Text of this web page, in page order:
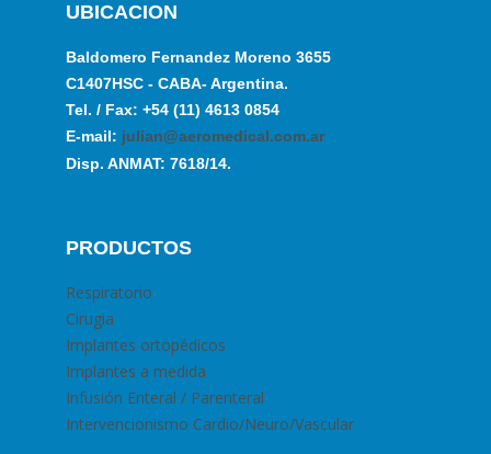
UBICACION
Baldomero Fernandez Moreno 3655
C1407HSC - CABA- Argentina.
Tel. / Fax: +54 (11) 4613 0854
E-mail: julian@aeromedical.com.ar
Disp. ANMAT: 7618/14.
PRODUCTOS
Respiratorio
Cirugia
Implantes ortopédicos
Implantes a medida
Infusión Enteral / Parenteral
Intervencionismo Cardio/Neuro/Vascular